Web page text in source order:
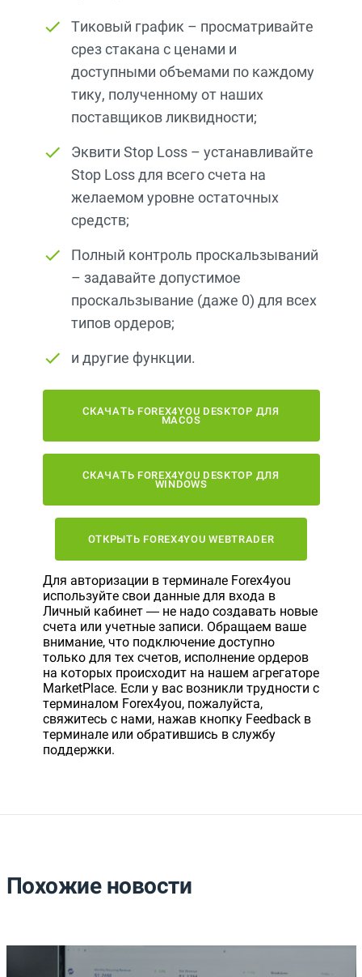
Тиковый график – просматривайте
срез стакана с ценами и
доступными объемами по каждому
тику, полученному от наших
поставщиков ликвидности;
Эквити Stop Loss – устанавливайте
Stop Loss для всего счета на
желаемом уровне остаточных
средств;
Полный контроль проскальзываний
– задавайте допустимое
проскальзывание (даже 0) для всех
типов ордеров;
и другие функции.
СКАЧАТЬ FOREX4YOU DESKTOP ДЛЯ
MACOS
СКАЧАТЬ FOREX4YOU DESKTOP ДЛЯ
WINDOWS
ОТКРЫТЬ FOREX4YOU WEBTRADER
Для авторизации в терминале Forex4you
используйте свои данные для входа в
Личный кабинет — не надо создавать новые
счета или учетные записи. Обращаем ваше
внимание, что подключение доступно
только для тех счетов, исполнение ордеров
на которых происходит на нашем агрегаторе
MarketPlace. Если у вас возникли трудности с
терминалом Forex4you, пожалуйста,
свяжитесь с нами, нажав кнопку Feedback в
терминале или обратившись в службу
поддержки.
Похожие новости